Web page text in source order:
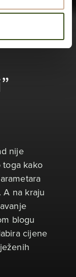
nije
kako
A na kraju
blogu
cijene